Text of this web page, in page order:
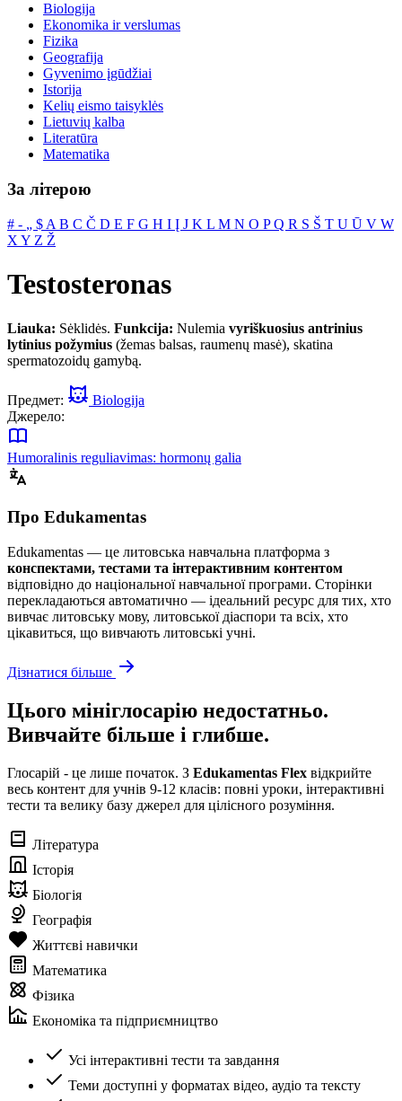
Biologija
Ekonomika ir verslumas
Fizika
Geografija
Gyvenimo įgūdžiai
Istorija
Kelių eismo taisyklės
Lietuvių kalba
Literatūra
Matematika
За літерою
# ‐ „ $ A B C Č D E F G H I Į J K L M N O PQ R S Š T U Ū V W
X Y Z Ž
Testosteronas
Liauka: Sėklidės. Funkcija: Nulemia vyriškuosius antrinius
lytinius požymius (žemas balsas, raumenų masė), skatina
spermatozoidų gamybą.
Предмет:
Biologija
Джерело:
Humoralinis reguliavimas: hormonų galia
Про Edukamentas
Edukamentas — це литовська навчальна платформа з
конспектами, тестами та інтерактивним контентом
відповідно до національної навчальної програми. Сторінки
перекладаються автоматично — ідеальний ресурс для тих, хто
вивчає литовську мову, литовської діаспори та всіх, хто
цікавиться, що вивчають литовські учні.
Дізнатися більше
Цього мініглосарію недостатньо.
Вивчайте більше і глибше.
Глосарій - це лише початок. З Edukamentas Flex відкрийте
весь контент для учнів 9-12 класів: повні уроки, інтерактивні
тести та велику базу джерел для цілісного розуміння.
Література
Історія
Біологія
Географія
Життєві навички
Математика
Фізика
Економіка та підприємництво
Усі інтерактивні тести та завдання
Теми доступні у форматах відео, аудіо та тексту